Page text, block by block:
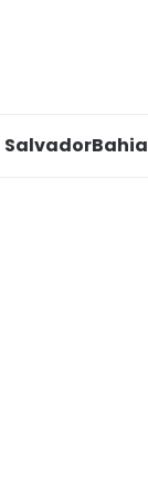
SalvadorBahia